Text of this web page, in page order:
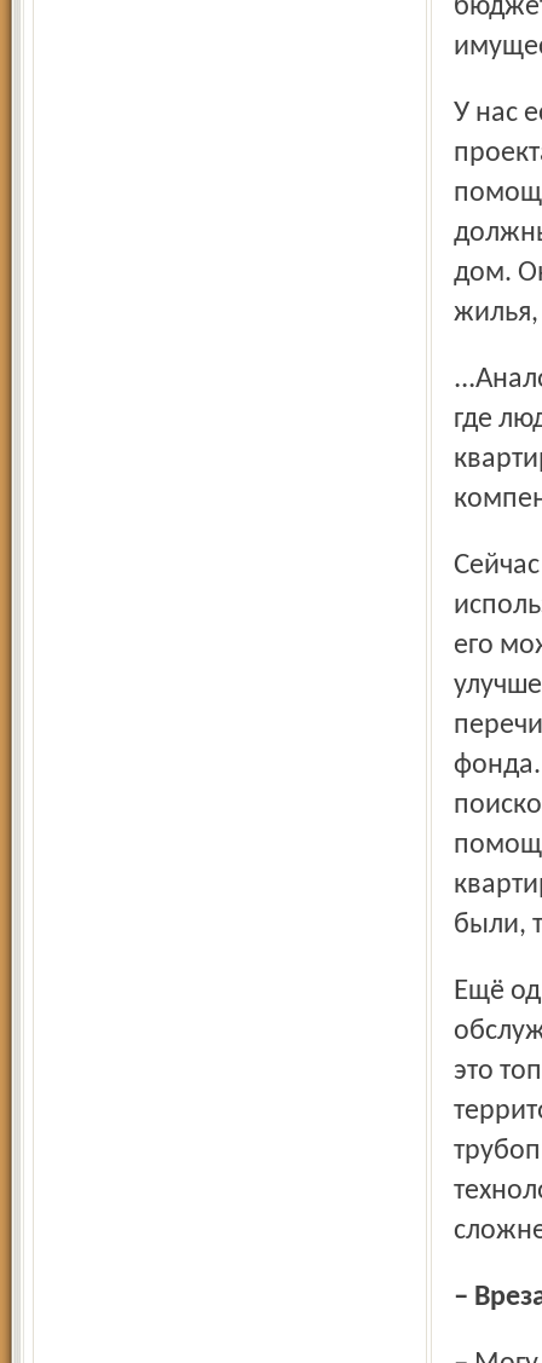
У нас есть уголовные дела, связанные с национальными
дом.
жилья,
...Аналогичное дело мы сейчас расследуем в Данилове,
где
Сейчас мы начали вплотную заниматься незаконным
его
были,
Ещё одно направление нашей работы – это
это
–